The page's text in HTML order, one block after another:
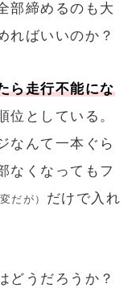
部締めるのも大
ればいいのか？
ら走行不能にな
位としている。
なんて一本ぐら
なくなってもフ
だが） だけで入れ
どうだろうか？